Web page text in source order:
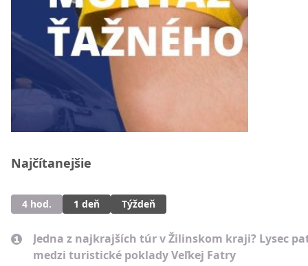
Najčítanejšie
4 hod. 1 deň Týždeň
Jedna z najkrajších túr v Žilinskom kraji? Lysec
medzi turistické poklady Veľkej Fatry